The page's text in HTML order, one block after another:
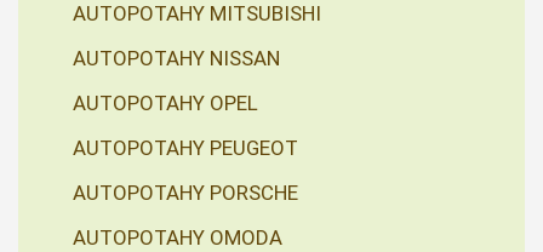
AUTOPOTAHY MITSUBISHI
AUTOPOTAHY NISSAN
AUTOPOTAHY OPEL
AUTOPOTAHY PEUGEOT
AUTOPOTAHY PORSCHE
AUTOPOTAHY OMODA